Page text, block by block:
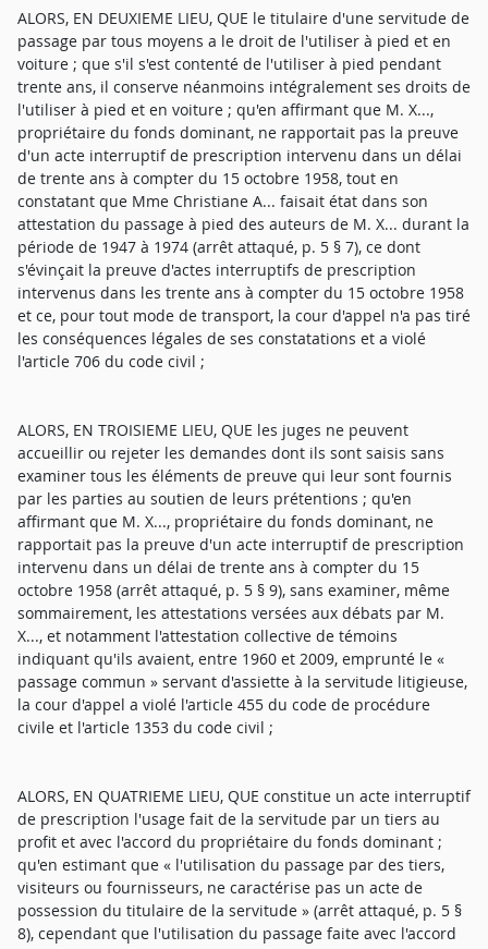
ALORS, EN DEUXIEME LIEU, QUE le titulaire d'une servitude de
passage par tous moyens a le droit de l'utiliser à pied et en
voiture ; que s'il s'est contenté de l'utiliser à pied pendant
trente ans, il conserve néanmoins intégralement ses droits de
l'utiliser à pied et en voiture ; qu'en affirmant que M. X...,
propriétaire du fonds dominant, ne rapportait pas la preuve
d'un acte interruptif de prescription intervenu dans un délai
de trente ans à compter du 15 octobre 1958, tout en
constatant que Mme Christiane A... faisait état dans son
attestation du passage à pied des auteurs de M. X... durant la
période de 1947 à 1974 (arrêt attaqué, p. 5 § 7), ce dont
s'évinçait la preuve d'actes interruptifs de prescription
intervenus dans les trente ans à compter du 15 octobre 1958
et ce, pour tout mode de transport, la cour d'appel n'a pas tiré
les conséquences légales de ses constatations et a violé
l'article 706 du code civil ;
ALORS, EN TROISIEME LIEU, QUE les juges ne peuvent
accueillir ou rejeter les demandes dont ils sont saisis sans
examiner tous les éléments de preuve qui leur sont fournis
par les parties au soutien de leurs prétentions ; qu'en
affirmant que M. X..., propriétaire du fonds dominant, ne
rapportait pas la preuve d'un acte interruptif de prescription
intervenu dans un délai de trente ans à compter du 15
octobre 1958 (arrêt attaqué, p. 5 § 9), sans examiner, même
sommairement, les attestations versées aux débats par M.
X..., et notamment l'attestation collective de témoins
indiquant qu'ils avaient, entre 1960 et 2009, emprunté le «
passage commun » servant d'assiette à la servitude litigieuse,
la cour d'appel a violé l'article 455 du code de procédure
civile et l'article 1353 du code civil ;
ALORS, EN QUATRIEME LIEU, QUE constitue un acte interruptif
de prescription l'usage fait de la servitude par un tiers au
profit et avec l'accord du propriétaire du fonds dominant ;
qu'en estimant que « l'utilisation du passage par des tiers,
visiteurs ou fournisseurs, ne caractérise pas un acte de
possession du titulaire de la servitude » (arrêt attaqué, p. 5 §
8), cependant que l'utilisation du passage faite avec l'accord